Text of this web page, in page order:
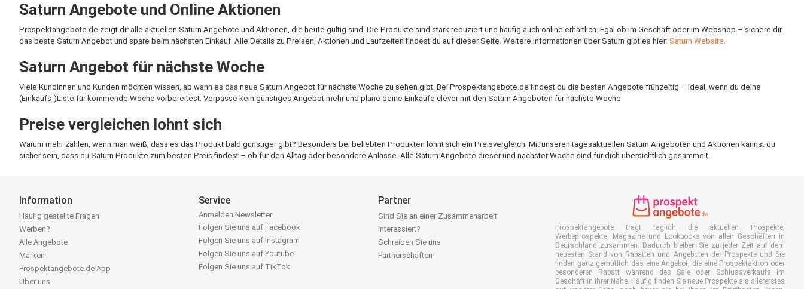
Saturn Angebote und Online Aktionen
Prospektangebote.de zeigt dir alle aktuellen Saturn Angebote und Aktionen, die heute gültig sind. Die Produkte sind stark reduziert und häufig auch online erhältlich. Egal ob im Geschäft oder im Webshop – sichere dir
das beste Saturn Angebot und spare beim nächsten Einkauf. Alle Details zu Preisen, Aktionen und Laufzeiten findest du auf dieser Seite. Weitere Informationen über Saturn gibt es hier: Saturn Website.
Saturn Angebot für nächste Woche
Viele Kundinnen und Kunden möchten wissen, ab wann es das neue Saturn Angebot für nächste Woche zu sehen gibt. Bei Prospektangebote.de findest du die besten Angebote frühzeitig – ideal, wenn du deine
(Einkaufs-)Liste für kommende Woche vorbereitest. Verpasse kein günstiges Angebot mehr und plane deine Einkäufe clever mit den Saturn Angeboten für nächste Woche.
Preise vergleichen lohnt sich
Warum mehr zahlen, wenn man weiß, dass es das Produkt bald günstiger gibt? Besonders bei beliebten Produkten lohnt sich ein Preisvergleich. Mit unseren tagesaktuellen Saturn Angeboten und Aktionen kannst du
sicher sein, dass du Saturn Produkte zum besten Preis findest – ob für den Alltag oder besondere Anlässe. Alle Saturn Angebote dieser und nächster Woche sind für dich übersichtlich gesammelt.
Information
Häufig gestellte Fragen
Werben?
Alle Angebote
Marken
Prospektangebote.de App
Über uns
Service
Anmelden Newsletter
Folgen Sie uns auf Facebook
Folgen Sie uns auf Instagram
Folgen Sie uns auf Youtube
Folgen Sie uns auf TikTok
Partner
Sind Sie an einer Zusammenarbeit
interessiert?
Schreiben Sie uns
Partnerschaften
Prospektangebote trägt täglich die aktuellen Prospekte,
Werbeprospekte, Magazine und Lookbooks von allen Geschäften in
Deutschland zusammen. Dadurch bleiben Sie zu jeder Zeit auf dem
neuesten Stand von Rabatten und Angeboten der Prospekte und Sie
finden ganz gemütlich das eine Angebot, die eine Prospektaktion oder
besonderen Rabatt während des Sale oder Schlussverkaufs im
Geschäft in Ihrer Nähe. Häufig finden Sie neue Prospekte als allererstes